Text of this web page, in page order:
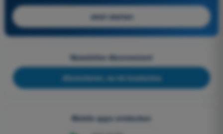
Jetzt starten
Newsletter-Abonnement
Abonnieren, es ist kostenlos
Mobile apps entdecken